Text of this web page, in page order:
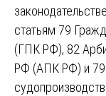
статьям 79
(ГПК РФ), 82
РФ (АПК РФ) и 79